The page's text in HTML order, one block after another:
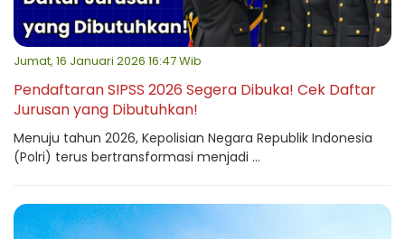
Jumat, 16 Januari 2026 16:47 Wib
Pendaftaran SIPSS 2026 Segera Dibuka! Cek Daftar
Jurusan yang Dibutuhkan!
Menuju tahun 2026, Kepolisian Negara Republik Indonesia
(Polri) terus bertransformasi menjadi ...